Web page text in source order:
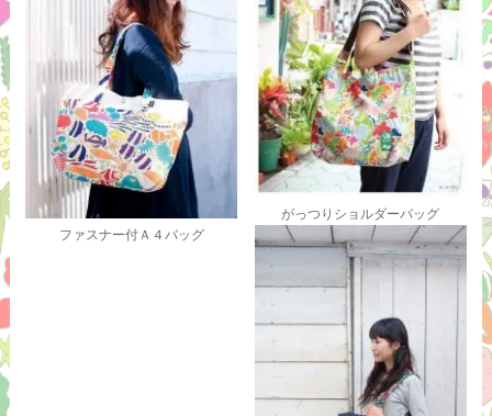
ファスナー付Ａ４バッグ
がっつりショルダーバッグ